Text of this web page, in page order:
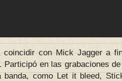
coincidir con Mick Jagger a
Participó en las grabaciones
banda, como Let it bleed,